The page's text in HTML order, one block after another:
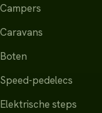
Campers
Caravans
Boten
Speed-pedelecs
Elektrische steps